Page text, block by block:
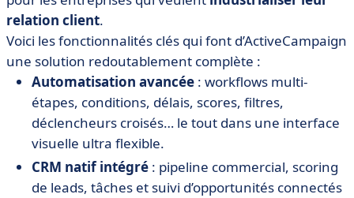
relation client.
Voici les fonctionnalités clés qui font d’ActiveCampaign
une solution redoutablement complète :
Automatisation avancée : workflows multi-
étapes, conditions, délais, scores, filtres,
déclencheurs croisés… le tout dans une interface
visuelle ultra flexible.
CRM natif intégré : pipeline commercial, scoring
de leads, tâches et suivi d’opportunités connectés